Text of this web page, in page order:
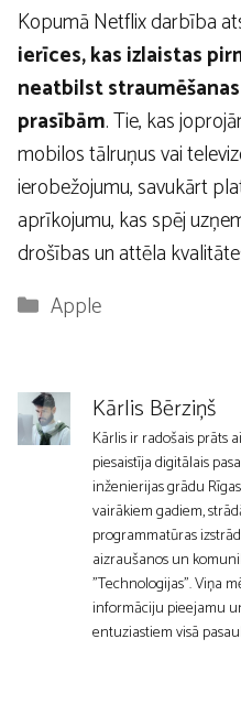
Kopumā Netflix darbība
ierīces, kas izlaistas
neatbilst
prasībām. Tie, kas
mobilos tālruņus vai
ierobežojumu, savukārt
aprīkojumu, kas spēj
drošības un attēla
Kategorijas
Apple
Kārlis Bērziņš
Kārlis ir radošais prāts
piesaistīja digitālais
inženierijas grādu
vairākiem gadiem,
programmatūras
aizraušanos un
"Technologijas". Viņa
informāciju pieejamu
entuziastiem visā